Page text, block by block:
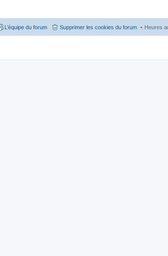
Heures
Supprimer les cookies du forum
L’équipe du forum